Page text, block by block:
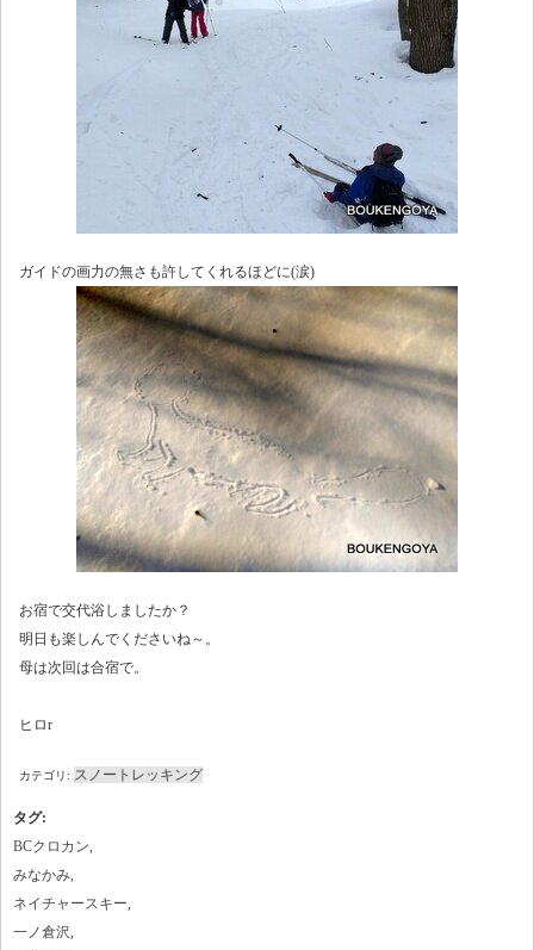
ガイドの画力の無さも許してくれるほどに(涙)
お宿で交代浴しましたか？
明日も楽しんでくださいね～。
母は次回は合宿で。
ヒロr
カテゴリ: スノートレッキング
タグ:
BCクロカン
みなかみ
ネイチャースキー
一ノ倉沢